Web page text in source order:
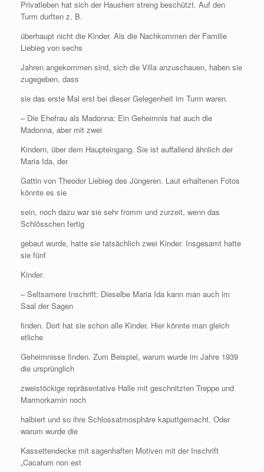
Privatleben hat sich der Hausherr streng beschützt. Auf den
Turm durften z. B.
überhaupt nicht die Kinder. Als die Nachkommen der Familie
Liebieg von sechs
Jahren angekommen sind, sich die Villa anzuschauen, haben sie
zugegeben, dass
sie das erste Mal erst bei dieser Gelegenheit im Turm waren.
– Die Ehefrau als Madonna: Ein Geheimnis hat auch die
Madonna, aber mit zwei
Kindern, über dem Haupteingang. Sie ist auffallend ähnlich der
Maria Ida, der
Gattin von Theodor Liebieg des Jüngeren. Laut erhaltenen Fotos
könnte es sie
sein, noch dazu war sie sehr fromm und zurzeit, wenn das
Schlösschen fertig
gebaut wurde, hatte sie tatsächlich zwei Kinder. Insgesamt hatte
sie fünf
Kinder.
– Seltsamere Inschrift: Dieselbe Maria Ida kann man auch im
Saal der Sagen
finden. Dort hat sie schon alle Kinder. Hier könnte man gleich
etliche
Geheimnisse finden. Zum Beispiel, warum wurde im Jahre 1939
die ursprünglich
zweistöckige repräsentative Halle mit geschnitzten Treppe und
Marmorkamin noch
halbiert und so ihre Schlossatmosphäre kaputtgemacht. Oder
warum wurde die
Kassettendecke mit sagenhaften Motiven mit der Inschrift
„Cacatum non est